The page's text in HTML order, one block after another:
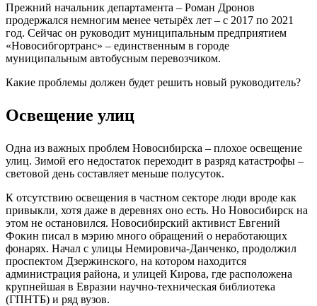
Прежний начальник департамента – Роман Дронов
продержался немногим менее четырёх лет – с 2017 по 2021
год. Сейчас он руководит муниципальным предприятием
«Новосибгортранс» – единственным в городе
муниципальным автобусным перевозчиком.
Какие проблемы должен будет решить новый руководитель?
Освещение улиц
Одна из важных проблем Новосибирска – плохое освещение
улиц. Зимой его недостаток переходит в разряд катастрофы –
световой день составляет меньше полусуток.
К отсутствию освещения в частном секторе люди вроде как
привыкли, хотя даже в деревнях оно есть. Но Новосибирск на
этом не остановился. Новосибирский активист Евгений
Фокин писал в мэрию много обращений о неработающих
фонарях. Начал с улицы Немировича-Данченко, продолжил
проспектом Дзержинского, на котором находится
администрация района, и улицей Кирова, где расположена
крупнейшая в Евразии научно-техническая библиотека
(ГПНТБ) и ряд вузов.